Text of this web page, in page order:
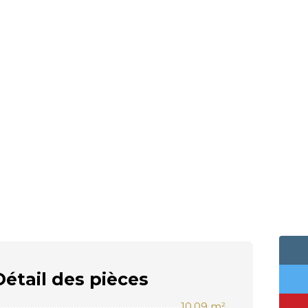
des pièces